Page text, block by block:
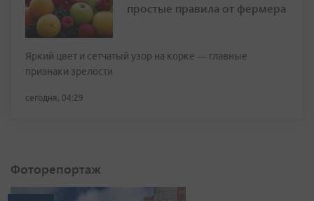
простые правила от фермера
Яркий цвет и сетчатый узор на корке — главные
признаки зрелости
сегодня, 04:29
Фоторепортаж